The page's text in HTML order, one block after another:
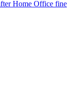
Home Office fine